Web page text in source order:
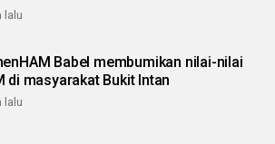
lalu
Babel membumikan nilai-nilai
di masyarakat Bukit Intan
lalu